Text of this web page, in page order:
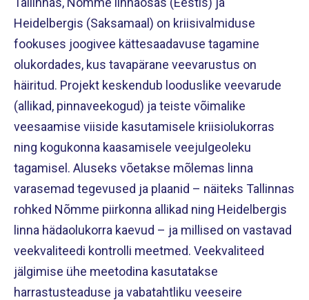
Heidelbergis (Saksamaal) on kriisivalmiduse
fookuses joogivee kättesaadavuse tagamine
olukordades, kus tavapärane veevarustus on
häiritud. Projekt keskendub looduslike veevarude
(allikad, pinnaveekogud) ja teiste võimalike
veesaamise viiside kasutamisele kriisiolukorras
ning kogukonna kaasamisele veejulgeoleku
tagamisel. Aluseks võetakse mõlemas linna
varasemad tegevused ja plaanid – näiteks Tallinnas
rohked Nõmme piirkonna allikad ning Heidelbergis
linna hädaolukorra kaevud – ja millised on vastavad
veekvaliteedi kontrolli meetmed. Veekvaliteed
jälgimise ühe meetodina kasutatakse
harrastusteaduse ja vabatahtliku veeseire